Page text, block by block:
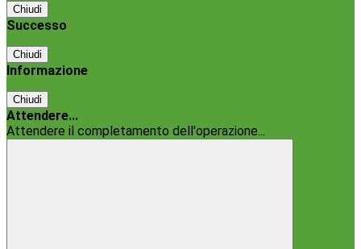
Chiudi
Successo
Chiudi
Informazione
Chiudi
Attendere...
Attendere il completamento dell'operazione...